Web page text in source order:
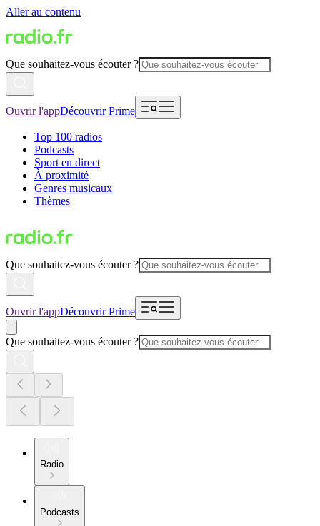
Aller au contenu
Que souhaitez-vous écouter ?
Ouvrir l'appDécouvrir Prime
Top 100 radios
Podcasts
Sport en direct
À proximité
Genres musicaux
Thèmes
Que souhaitez-vous écouter ?
Ouvrir l'appDécouvrir Prime
Que souhaitez-vous écouter ?
Radio
Podcasts